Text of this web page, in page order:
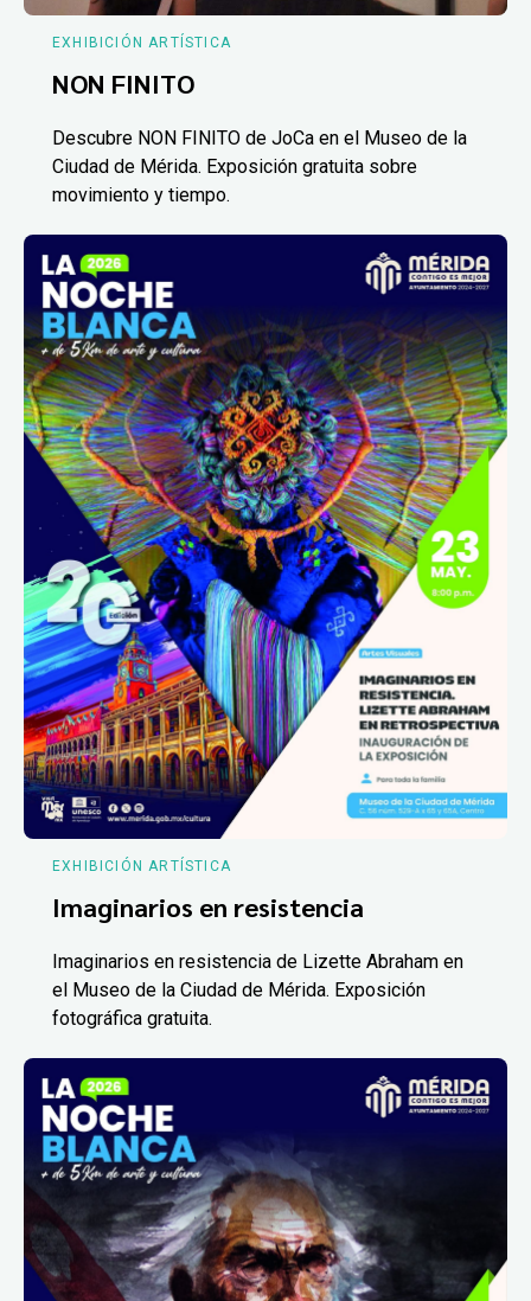
EXHIBICIÓN ARTÍSTICA
NON FINITO
Descubre NON FINITO de JoCa en el Museo de la
Ciudad de Mérida. Exposición gratuita sobre
movimiento y tiempo.
EXHIBICIÓN ARTÍSTICA
Imaginarios en resistencia
Imaginarios en resistencia de Lizette Abraham en
el Museo de la Ciudad de Mérida. Exposición
fotográfica gratuita.